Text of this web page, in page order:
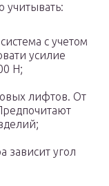
с учетом
усилие
Н;
лифтов. От
зависит угол